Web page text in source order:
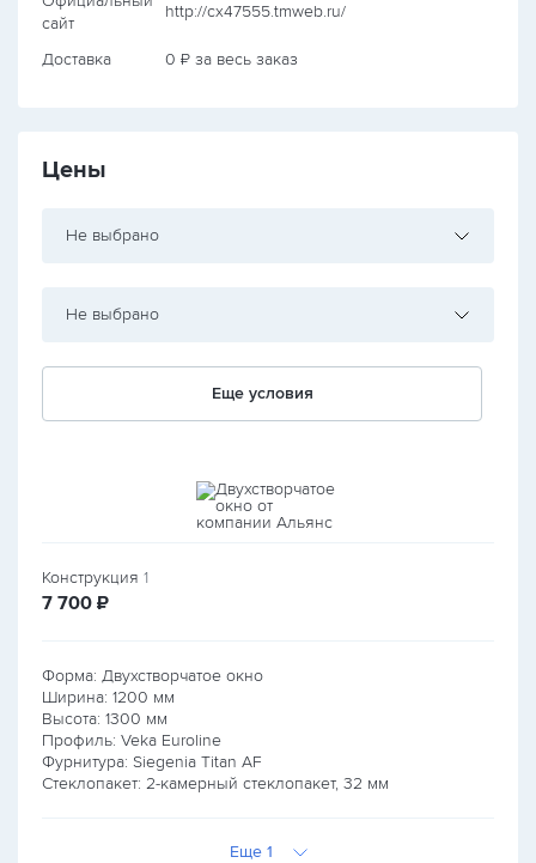
сайт
http://cx47555.tmweb.ru/
Доставка 0 ₽ за весь заказ
Цены
Не выбрано
Не выбрано
Еще условия
Конструкция 1
7 700 руб.
₽
Форма: Двухстворчатое окно
Ширина: 1200 мм
Высота: 1300 мм
Профиль: Veka Euroline
Фурнитура: Siegenia Titan AF
Стеклопакет: 2-камерный стеклопакет, 32 мм
Еще 1